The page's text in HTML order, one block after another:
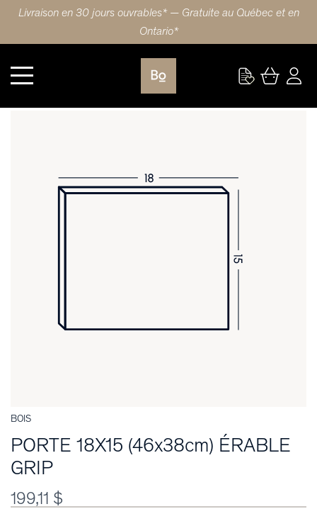
Livraison en 30 jours ouvrables* — Gratuite au Québec et en
Ontario*
Cuisine PORTE 18X15 (46x38cm) ÉRABLE GRIP
BOIS
PORTE 18X15 (46x38cm) ÉRABLE
GRIP
199,11 $